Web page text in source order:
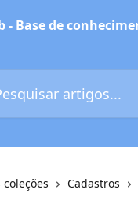
- Base de
artigos...
coleções Cadastros